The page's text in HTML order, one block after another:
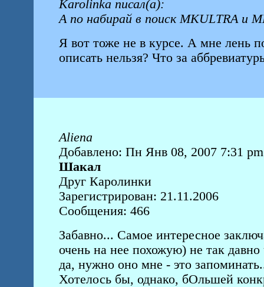
Karolinka писал(а):
А по набирай в поиск MKULTRA и
Я вот тоже не в курсе. А мне лень
описать нельзя? Что за
Aliena
Добавлено: Пн Янв 08, 2007 7:31 pm
Шакал
Друг Каролинки
Зарегистрирован: 21.11.2006
Сообщения: 466
Забавно... Самое интересное
очень на нее похожую) не так
да, нужно оно мне - это
Хотелось бы, однако, бОльшей